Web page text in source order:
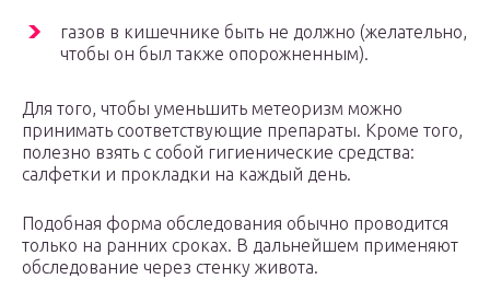
газов в кишечнике быть не должно (желательно,
чтобы он был также опорожненным).
Для того, чтобы уменьшить метеоризм можно
принимать соответствующие препараты. Кроме того,
полезно взять с собой гигиенические средства:
салфетки и прокладки на каждый день.
Подобная форма обследования обычно проводится
только на ранних сроках. В дальнейшем применяют
обследование через стенку живота.